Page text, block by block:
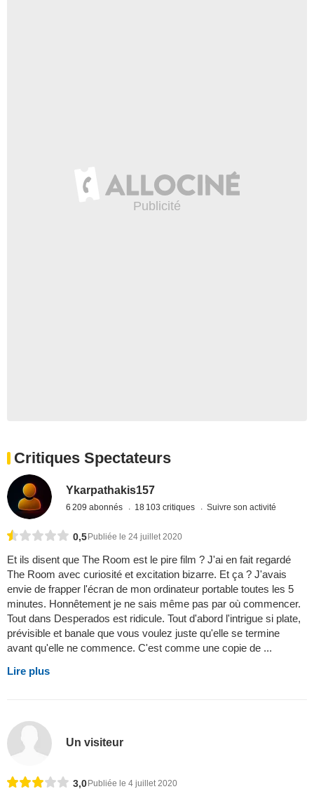
Critiques Spectateurs
Ykarpathakis157
6 209 abonnés 18 103 critiques Suivre son activité
0,5 Publiée le 24 juillet 2020
Et ils disent que The Room est le pire film ? J'ai en fait regardé
The Room avec curiosité et excitation bizarre. Et ça ? J'avais
envie de frapper l'écran de mon ordinateur portable toutes les 5
minutes. Honnêtement je ne sais même pas par où commencer.
Tout dans Desperados est ridicule. Tout d'abord l'intrigue si plate,
prévisible et banale que vous voulez juste qu'elle se termine
avant qu'elle ne commence. C'est comme une copie de ...
Lire plus
Un visiteur
3,0 Publiée le 4 juillet 2020